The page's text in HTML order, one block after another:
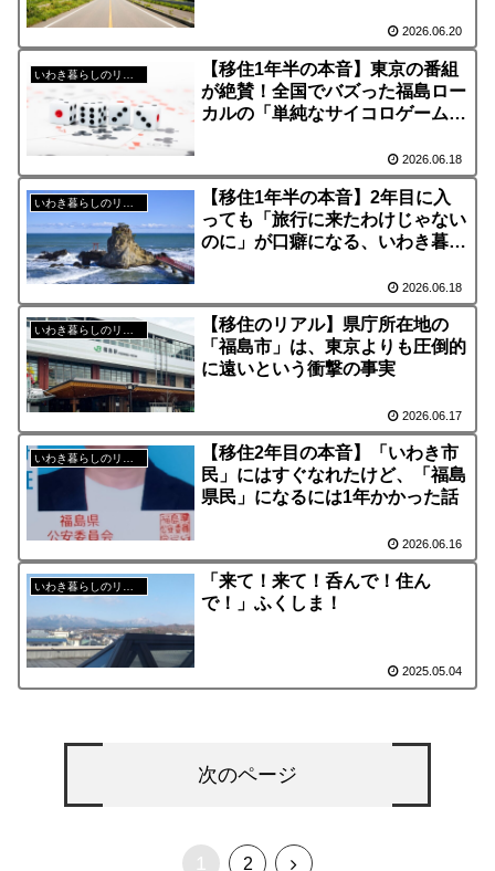
2026.06.20
【移住1年半の本音】東京の番組
が絶賛！全国でバズった福島ロー
カルの「単純なサイコロゲーム」
2026.06.18
【移住1年半の本音】2年目に入
っても「旅行に来たわけじゃない
のに」が口癖になる、いわき暮ら
2026.06.18
いわき暮らしのリアル
【移住のリアル】県庁所在地の
「福島市」は、東京よりも圧倒的
に遠いという衝撃の事実
2026.06.17
いわき暮らしのリアル
【移住2年目の本音】「いわき市
民」にはすぐなれたけど、「福島
県民」になるには1年かかった話
2026.06.16
「来て！来て！呑んで！住ん
で！」ふくしま！
2025.05.04
次のページ
1 2 次